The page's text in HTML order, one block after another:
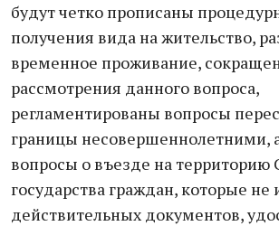
будут четко прописаны
получения вида на жительство,
временное проживание,
рассмотрения данного вопроса,
регламентированы вопросы
границы несовершеннолетними,
вопросы о въезде на территорию
государства граждан, которые
действительных документов,